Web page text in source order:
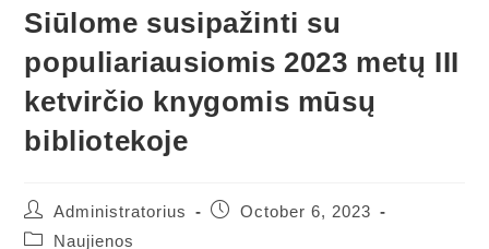
Siūlome susipažinti su
populiariausiomis 2023 metų III
ketvirčio knygomis mūsų
bibliotekoje
Administratorius
October 6, 2023
Naujienos